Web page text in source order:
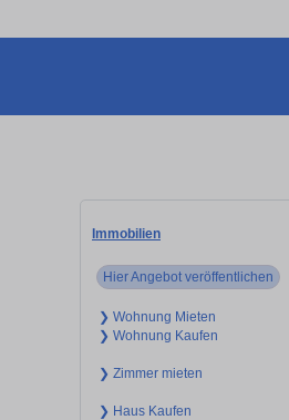
Immobilien
Hier Angebot veröffentlichen
❯ Wohnung Mieten
❯ Wohnung Kaufen
❯ Zimmer mieten
❯ Haus Kaufen